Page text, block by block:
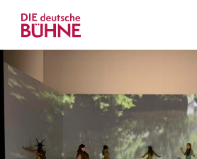
Schauspiel
Musiktheater
Tanz
Crossover